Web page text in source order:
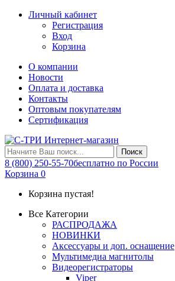
Личный кабинет
Регистрация
Вход
Корзина
О компании
Новости
Оплата и доставка
Контакты
Оптовым покупателям
Сертификация
Поиск
8 (800) 250-55-70бесплатно по России
Корзина 0
Корзина пустая!
Все Категории
РАСПРОДАЖА
НОВИНКИ
Аксессуары и доп. оснащение
Мультимедиа магнитолы
Видеорегистраторы
Viper